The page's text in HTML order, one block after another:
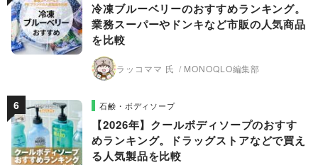
冷凍ブルーベリーのおすすめランキング。
業務スーパーやドンキなど市販の人気商品
を比較
ラッコママ 氏 MONOQLO編集部
石鹸・ボディソープ
【2026年】クールボディソープのおすす
めランキング。ドラッグストアなどで買え
る人気製品を比較